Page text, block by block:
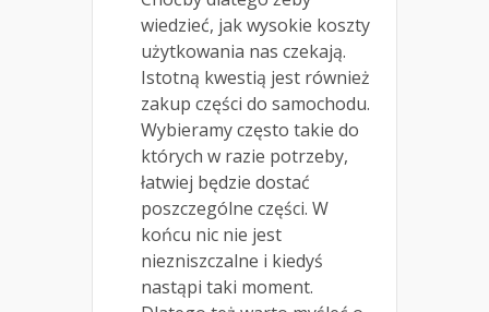
wiedzieć, jak wysokie koszty
użytkowania nas czekają.
Istotną kwestią jest również
zakup części do samochodu.
Wybieramy często takie do
których w razie potrzeby,
łatwiej będzie dostać
poszczególne części. W
końcu nic nie jest
niezniszczalne i kiedyś
nastąpi taki moment.